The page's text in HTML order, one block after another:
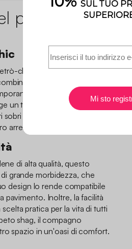
prodotto
chic con il nostro tappeto
sottilmente il fascino
Il suo motivo retrò,
un tocco di originalità al
aggiungono una nota di
arredamento.
di alta qualità, questo
grande morbidezza, che
design lo rende compatibile
pavimento. Inoltre, la facilità
pratica per la vita di tutti
shag, il compagno
spazio in un'oasi di comfort.